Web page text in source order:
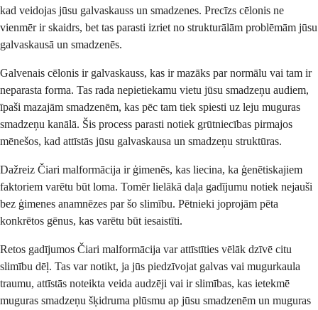
kad veidojas jūsu galvaskauss un smadzenes. Precīzs cēlonis ne
vienmēr ir skaidrs, bet tas parasti izriet no strukturālām problēmām jūsu
galvaskausā un smadzenēs.
Galvenais cēlonis ir galvaskauss, kas ir mazāks par normālu vai tam ir
neparasta forma. Tas rada nepietiekamu vietu jūsu smadzeņu audiem,
īpaši mazajām smadzenēm, kas pēc tam tiek spiesti uz leju muguras
smadzeņu kanālā. Šis process parasti notiek grūtniecības pirmajos
mēnešos, kad attīstās jūsu galvaskausa un smadzeņu struktūras.
Dažreiz Čiari malformācija ir ģimenēs, kas liecina, ka ģenētiskajiem
faktoriem varētu būt loma. Tomēr lielākā daļa gadījumu notiek nejauši
bez ģimenes anamnēzes par šo slimību. Pētnieki joprojām pēta
konkrētos gēnus, kas varētu būt iesaistīti.
Retos gadījumos Čiari malformācija var attīstīties vēlāk dzīvē citu
slimību dēļ. Tas var notikt, ja jūs piedzīvojat galvas vai mugurkaula
traumu, attīstās noteikta veida audzēji vai ir slimības, kas ietekmē
muguras smadzeņu šķidruma plūsmu ap jūsu smadzenēm un muguras